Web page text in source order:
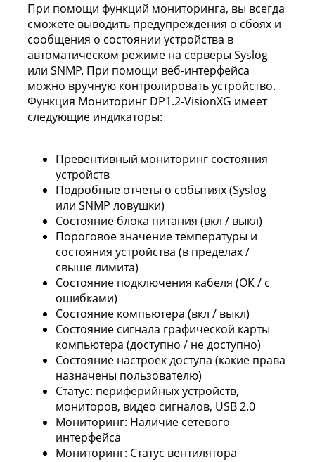
При помощи функций мониторинга, вы всегда
сможете выводить предупреждения о сбоях и
сообщения о состоянии устройства в
автоматическом режиме на серверы Syslog
или SNMP. При помощи веб-интерфейса
можно вручную контролировать устройство.
Функция Мониторинг DP1.2-VisionXG имеет
следующие индикаторы:
Превентивный мониторинг состояния
устройств
Подробные отчеты о событиях (Syslog
или SNMP ловушки)
Состояние блока питания (вкл / выкл)
Пороговое значение температуры и
состояния устройства (в пределах /
свыше лимита)
Состояние подключения кабеля (ОК / с
ошибками)
Состояние компьютера (вкл / выкл)
Состояние сигнала графической карты
компьютера (доступно / не доступно)
Состояние настроек доступа (какие права
назначены пользователю)
Статус: периферийных устройств,
мониторов, видео сигналов, USB 2.0
Мониторинг: Наличие сетевого
интерфейса
Мониторинг: Статус вентилятора